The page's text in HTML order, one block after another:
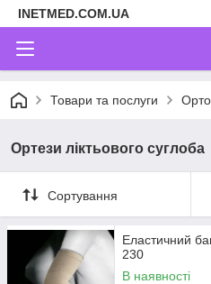
INETMED.COM.UA
Товари та послуги
Ортези ліктьового суглоба
Сортування
Еластичний
230
В наявності